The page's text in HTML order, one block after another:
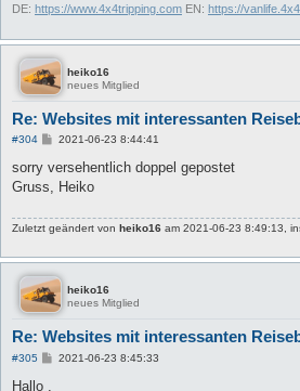
DE: https://www.4x4tripping.com EN: https://
heiko16
neues Mitglied
Re: Websites mit interessanten
#304
B
i
g
2021-06-23 8:44:41
sorry versehentlich doppel gepostet
Gruss, Heiko
Zuletzt geändert von heiko16 am 2021-06-23 8:49:13,
heiko16
neues Mitglied
Re: Websites mit interessanten
#305
B2021-06-23 8:45:33
Hallo ,